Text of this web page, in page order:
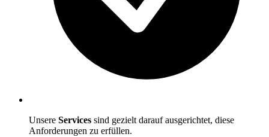
Unsere Services sind gezielt darauf ausgerichtet, diese
Anforderungen zu erfüllen.